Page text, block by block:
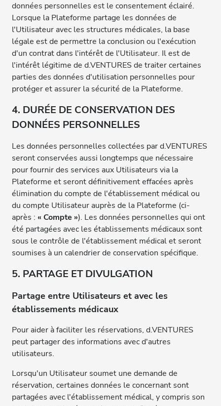
données personnelles est le consentement éclairé.
Lorsque la Plateforme partage les données de
l'Utilisateur avec les structures médicales, la base
légale est de permettre la conclusion ou l'exécution
d'un contrat dans l'intérêt de l'Utilisateur. Il est de
l'intérêt légitime de d.VENTURES de traiter certaines
parties des données d'utilisation personnelles pour
protéger et assurer la sécurité de la Plateforme.
4. DURÉE DE CONSERVATION DES
DONNÉES PERSONNELLES
Les données personnelles collectées par d.VENTURES
seront conservées aussi longtemps que nécessaire
pour fournir des services aux Utilisateurs via la
Plateforme et seront définitivement effacées après
élimination du compte de l'établissement médical ou
du compte Utilisateur auprès de la Plateforme (ci-
après : « Compte »). Les données personnelles qui ont
été partagées avec les établissements médicaux sont
sous le contrôle de l'établissement médical et seront
soumises à un calendrier de conservation spécifique.
5. PARTAGE ET DIVULGATION
Partage entre Utilisateurs et avec les
établissements médicaux
Pour aider à faciliter les réservations, d.VENTURES
peut partager des informations avec d'autres
utilisateurs.
Lorsqu'un Utilisateur soumet une demande de
réservation, certaines données le concernant sont
partagées avec l'établissement médical, y compris son